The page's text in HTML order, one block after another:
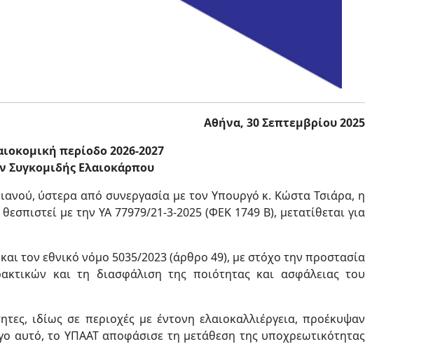
Αθήνα, 30 Σεπτεμβρίου 2025
περίοδο 2026-2027
Ελαιοκάρπου
ύστερα από συνεργασία με τον Υπουργό κ. Κώστα Τσιάρα, η
με την ΥΑ 77979/21-3-2025 (ΦΕΚ 1749 Β), μετατίθεται για
τον εθνικό νόμο 5035/2023 (άρθρο 49), με στόχο την προστασία
και τη διασφάλιση της ποιότητας και ασφάλειας του
ιδίως σε περιοχές με έντονη ελαιοκαλλιέργεια, προέκυψαν
αυτό, το ΥΠΑΑΤ αποφάσισε τη μετάθεση της υποχρεωτικότητας